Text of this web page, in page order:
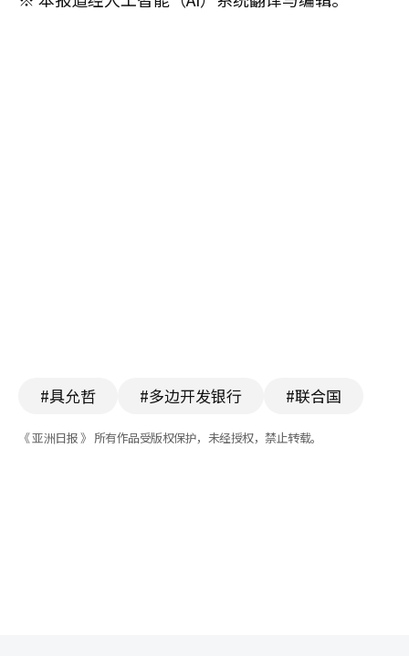
#具允哲 #多边开发银行 #联合国
《 亚洲日报 》 所有作品受版权保护，未经授权，禁止转载。